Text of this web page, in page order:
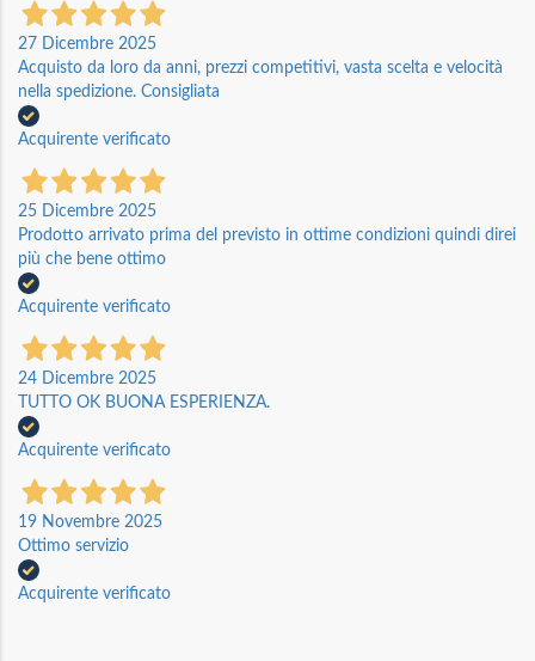
27 Dicembre 2025
Acquisto da loro da anni, prezzi competitivi, vasta scelta e velocità
nella spedizione. Consigliata
Acquirente verificato
25 Dicembre 2025
Prodotto arrivato prima del previsto in ottime condizioni quindi direi
più che bene ottimo
Acquirente verificato
24 Dicembre 2025
TUTTO OK BUONA ESPERIENZA.
Acquirente verificato
19 Novembre 2025
Ottimo servizio
Acquirente verificato